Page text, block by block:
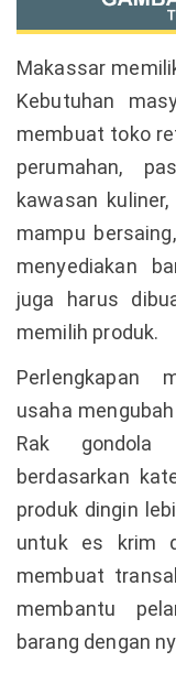
Makassar
Kebutuhan
membuat toko
perumahan,
kawasan
mampu
menyediakan
juga harus
memilih produk.
Perlengkapan
usaha
Rak gondola
berdasarkan
produk dingin
untuk es krim
membuat
membantu
barang dengan